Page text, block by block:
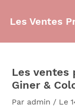
Les Ventes
Les ventes
Giner &
Par admin / Le